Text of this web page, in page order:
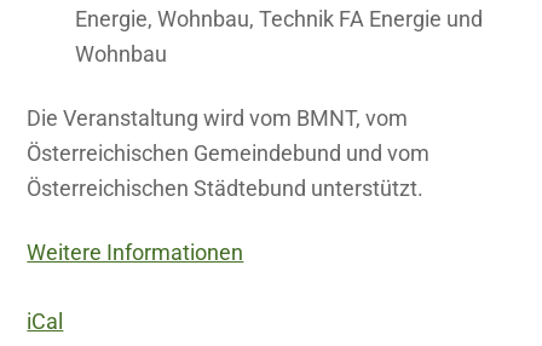
Energie, Wohnbau, Technik FA Energie und
Wohnbau
Die Veranstaltung wird vom BMNT, vom
Österreichischen Gemeindebund und vom
Österreichischen Städtebund unterstützt.
Weitere Informationen
iCal